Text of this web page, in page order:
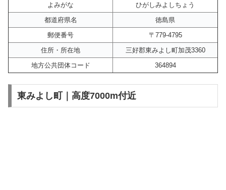
よみがな
ひがしみよしちょう
都道府県名
徳島県
郵便番号
〒779-4795
住所・所在地
三好郡東みよし町加茂3360
地方公共団体コード
364894
東みよし町｜高度7000m付近